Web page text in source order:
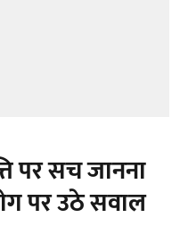
पर सच जानना
पर उठे सवाल